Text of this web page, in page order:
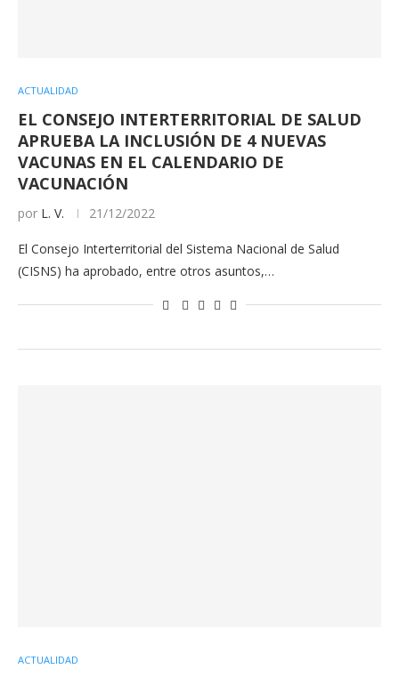
ACTUALIDAD
EL CONSEJO INTERTERRITORIAL DE SALUD
APRUEBA LA INCLUSIÓN DE 4 NUEVAS
VACUNAS EN EL CALENDARIO DE
VACUNACIÓN
por L. V. 21/12/2022
El Consejo Interterritorial del Sistema Nacional de Salud
(CISNS) ha aprobado, entre otros asuntos,…
ACTUALIDAD